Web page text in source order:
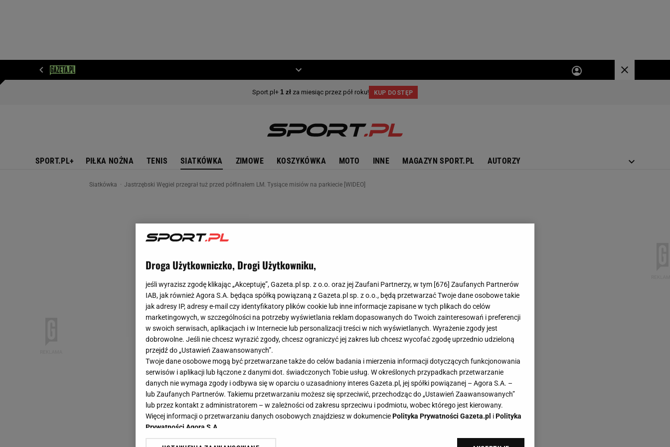
SPORT.PL+ PIŁKA NOŻNA TENIS SIATKÓWKA ZIMOWE KOSZYKÓWKA MOTO INNE MAGAZYN SPORT.PL AUTORZY
Siatkówka Jastrzębski Węgiel przegrał tuż przed półfinałem LM. Tysiące misiów na parkiecie [WIDEO]
Droga Użytkowniczko, Drogi Użytkowniku,
jeśli wyrazisz zgodę klikając „Akceptuję”, Gazeta.pl sp. z o.o. oraz jej Zaufani Partnerzy, w tym [676] Zaufanych Partnerów
IAB, jak również Agora S.A. będąca spółką powiązaną z Gazeta.pl sp. z o.o., będą przetwarzać Twoje dane osobowe takie
jak adresy IP, adresy e-mail czy identyfikatory plików cookie lub inne informacje zapisane w tych plikach do celów
marketingowych, w szczególności na potrzeby wyświetlania reklam dopasowanych do Twoich zainteresowań i preferencji
w swoich serwisach, aplikacjach i w Internecie lub personalizacji treści w nich wyświetlanych. Wyrażenie zgody jest
dobrowolne. Jeśli nie chcesz wyrazić zgody, chcesz ograniczyć jej zakres lub chcesz wycofać zgodę uprzednio udzieloną
przejdź do „Ustawień Zaawansowanych”.
Twoje dane osobowe mogą być przetwarzane także do celów badania i mierzenia informacji dotyczących funkcjonowania
serwisów i aplikacji lub łączone z danymi dot. świadczonych Tobie usług. W określonych przypadkach przetwarzanie
danych nie wymaga zgody i odbywa się w oparciu o uzasadniony interes Gazeta.pl, jej spółki powiązanej – Agora S.A. –
lub Zaufanych Partnerów. Takiemu przetwarzaniu możesz się sprzeciwić, przechodząc do „Ustawień Zaawansowanych”
lub przez kontakt z administratorem – w zależności od zakresu sprzeciwu i podmiotu, wobec którego jest kierowany.
Więcej informacji o przetwarzaniu danych osobowych znajdziesz w dokumenciePolityka Prywatności Gazeta.pl iPolityka
Prywatności Agora S.A.